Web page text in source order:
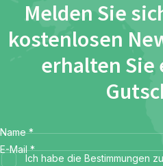
Melden Sie
kostenlosen
erhalten Sie
Name *
E-Mail *
Ich habe die Bestimmungen